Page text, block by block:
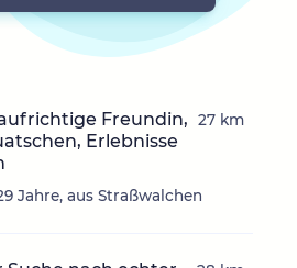
Freundin,
Erlebnisse
Jahre, aus Straßwalchen
27 km